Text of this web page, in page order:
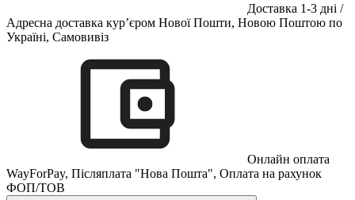
Доставка 1-3 дні /
Адресна доставка кур’єром Нової Пошти, Новою Поштою по
Україні, Самовивіз
Онлайн оплата
WayForPay, Післяплата "Нова Пошта", Оплата на рахунок
ФОП/ТОВ